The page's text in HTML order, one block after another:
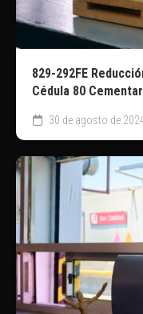
829-292FE
Cédula 80
30 de agosto de